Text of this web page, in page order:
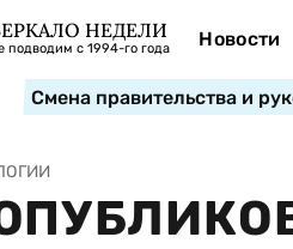
НЕДЕЛИ
подводим с 1994-го года Новости
Смена правительства и